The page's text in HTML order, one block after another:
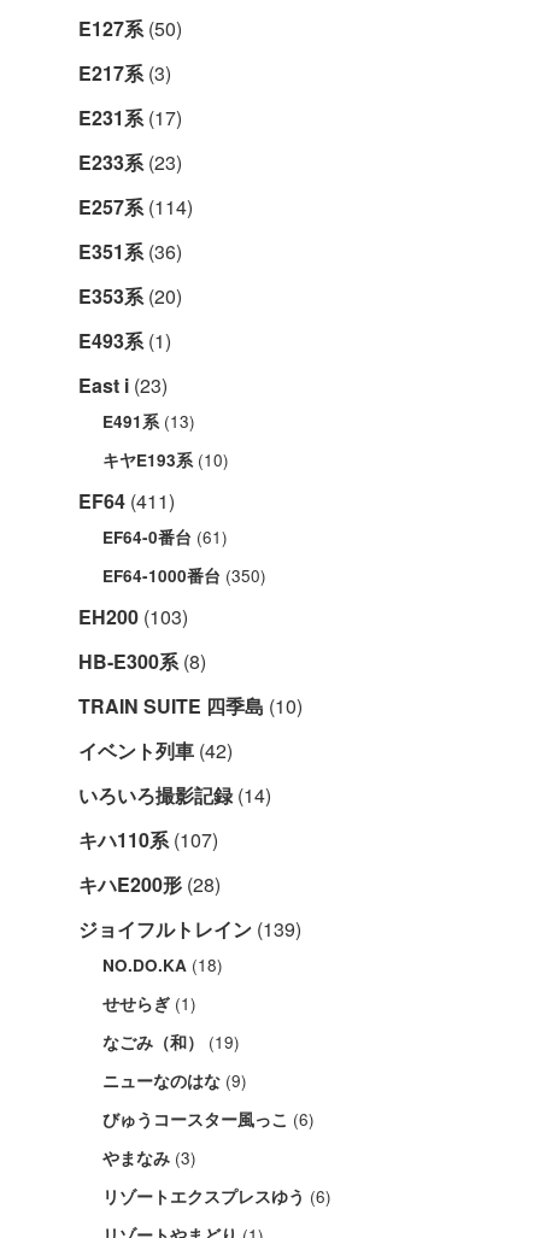
E127系(50)
E217系(3)
E231系(17)
E233系(23)
E257系(114)
E351系(36)
E353系(20)
E493系(1)
East i (23)
E491系(13)
キヤE193系(10)
EF64 (411)
EF64-0番台 (61)
EF64-1000番台 (350)
EH200 (103)
HB-E300系(8)
TRAIN SUITE 四季島 (10)
イベント列車 (42)
いろいろ撮影記録(14)
キハ110系(107)
キハE200形 (28)
ジョイフルトレイン (139)
NO.DO.KA (18)
せせらぎ (1)
なごみ（和） (19)
ニューなのはな (9)
びゅうコースター風っこ (6)
やまなみ (3)
リゾートエクスプレスゆう (6)